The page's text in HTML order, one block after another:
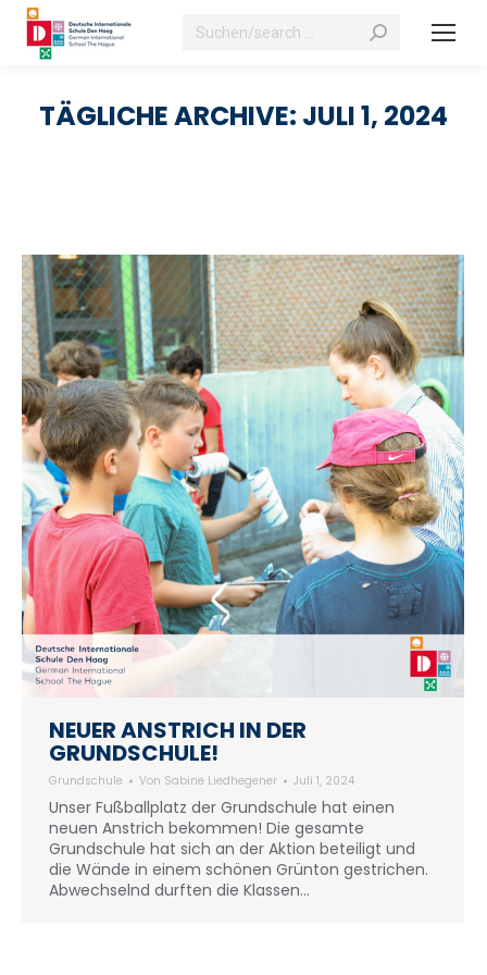
Suchen:
TÄGLICHE ARCHIVE: JULI 1, 2024
NEUER ANSTRICH IN DER
GRUNDSCHULE!
Grundschule Von Sabine Liedhegener Juli 1, 2024
Unser Fußballplatz der Grundschule hat einen
neuen Anstrich bekommen! Die gesamte
Grundschule hat sich an der Aktion beteiligt und
die Wände in einem schönen Grünton gestrichen.
Abwechselnd durften die Klassen…